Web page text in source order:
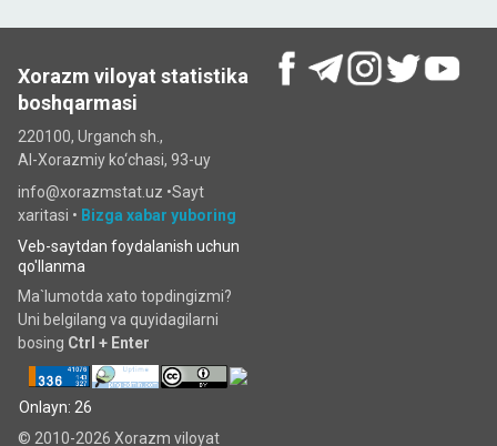
Xorazm viloyat statistika
boshqarmasi
220100, Urganch sh.,
Al-Xorazmiy ko‘chаsi, 93-uy
info@xorazmstat.uz •Sayt
xaritasi • Bizga xabar yuboring
Veb-saytdan foydalanish uchun
qo'llanma
Ma`lumotda xato topdingizmi?
Uni belgilang va quyidagilarni
bosing Ctrl + Enter
Onlayn: 26
© 2010-2026 Xorazm viloyat